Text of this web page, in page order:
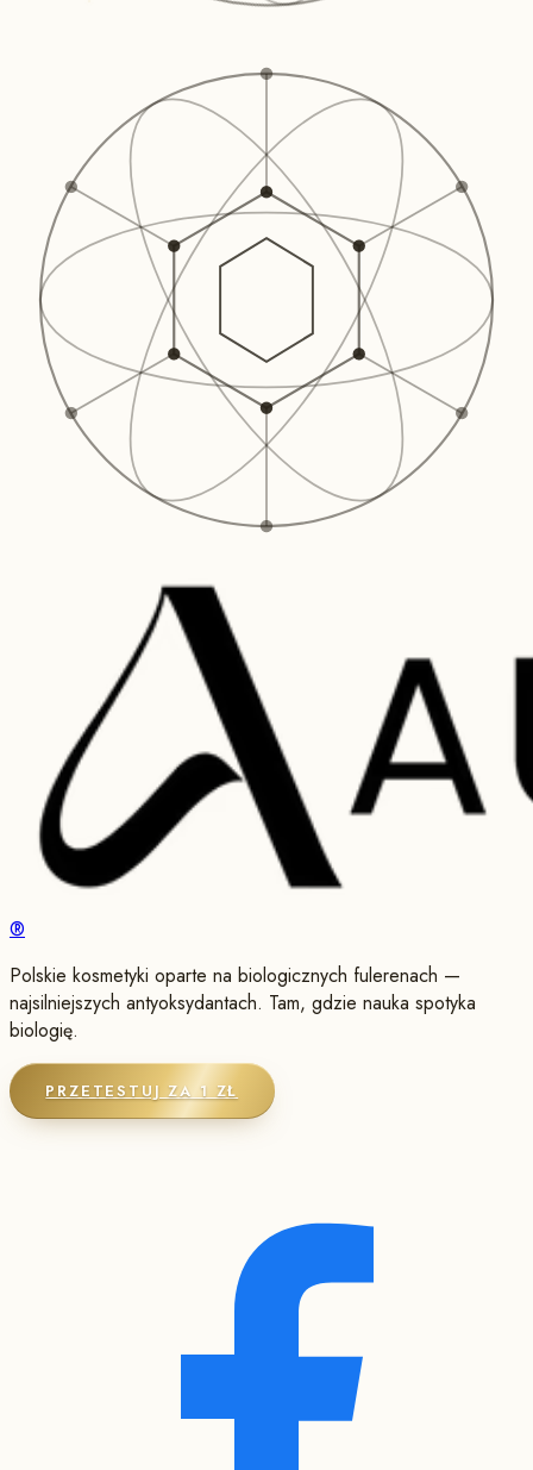
®
Polskie kosmetyki oparte na biologicznych fulerenach —
najsilniejszych antyoksydantach. Tam, gdzie nauka spotyka
biologię.
PRZETESTUJ ZA 1 ZŁ